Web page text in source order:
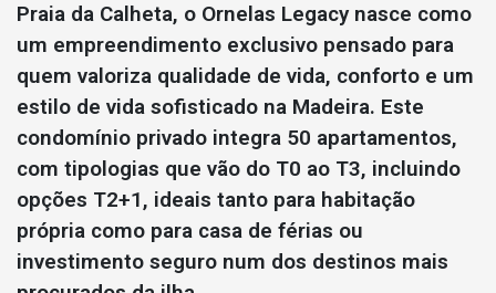
Praia da Calheta, o Ornelas Legacy nasce como
um empreendimento exclusivo pensado para
quem valoriza qualidade de vida, conforto e um
estilo de vida sofisticado na Madeira. Este
condomínio privado integra 50 apartamentos,
com tipologias que vão do T0 ao T3, incluindo
opções T2+1, ideais tanto para habitação
própria como para casa de férias ou
investimento seguro num dos destinos mais